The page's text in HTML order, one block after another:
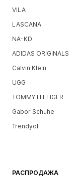
VILA
LASCANA
NA-KD
ADIDAS ORIGINALS
Calvin Klein
UGG
TOMMY HILFIGER
Gabor Schuhe
Trendyol
РАСПРОДАЖА